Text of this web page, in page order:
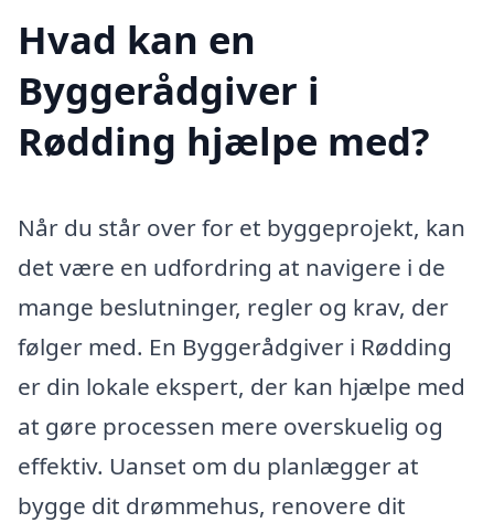
Hvad kan en
Byggerådgiver i
Rødding hjælpe med?
Når du står over for et byggeprojekt, kan
det være en udfordring at navigere i de
mange beslutninger, regler og krav, der
følger med. En Byggerådgiver i Rødding
er din lokale ekspert, der kan hjælpe med
at gøre processen mere overskuelig og
effektiv. Uanset om du planlægger at
bygge dit drømmehus, renovere dit